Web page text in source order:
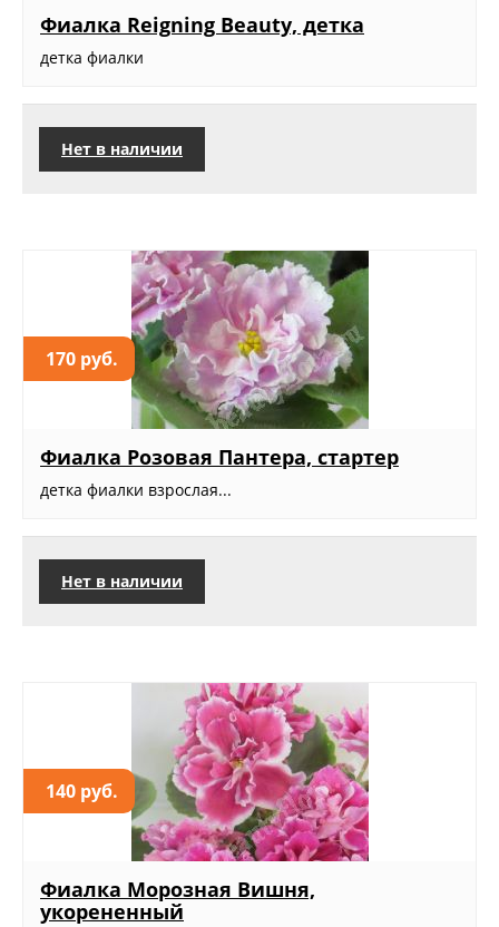
Фиалка Reigning Beauty, детка
детка фиалки
Нет в наличии
170 руб.
Фиалка Розовая Пантера, стартер
детка фиалки взрослая...
Нет в наличии
140 руб.
Фиалка Морозная Вишня,
укорененный